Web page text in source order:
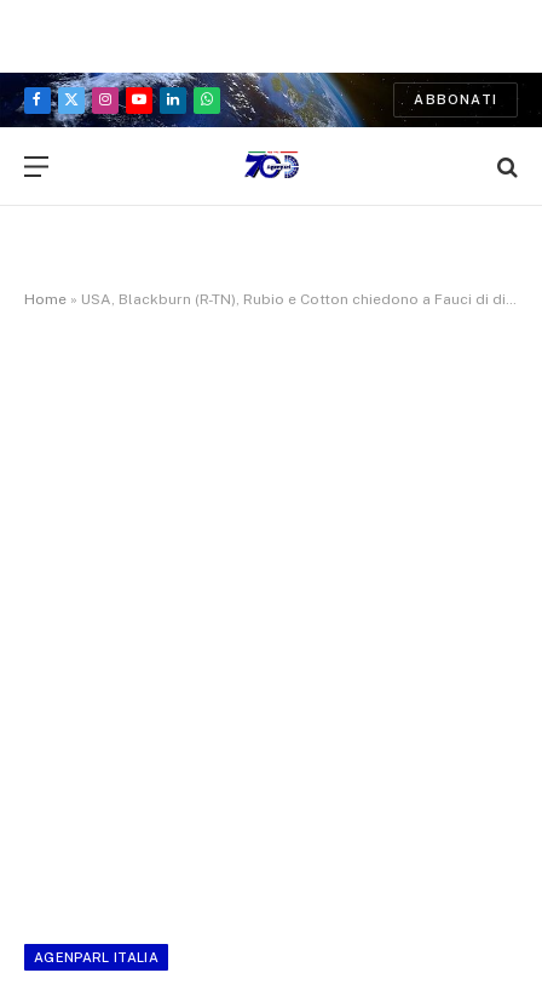
Facebook
X
Instagram
YouTubeLinkedInWhatsApp
ABBONATI
Home » USA, Blackburn (R-TN), Rubio e Cotton chiedono a Fauci di dimettersi
AGENPARL ITALIA